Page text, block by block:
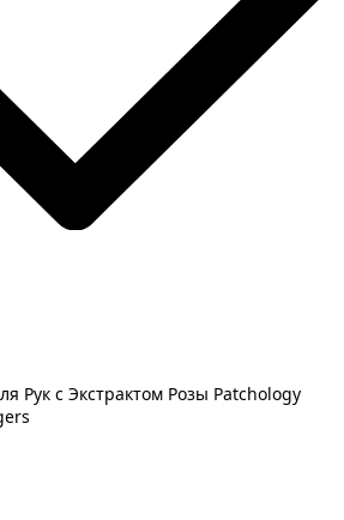
Рук с Экстрактом Розы Patchology